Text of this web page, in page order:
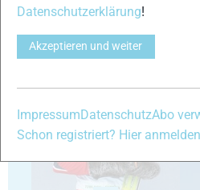
Datenschutzerklärung!
Akzeptieren und weiter
Impressum DatenschutzAbo
Schon registriert? Hier anmelden